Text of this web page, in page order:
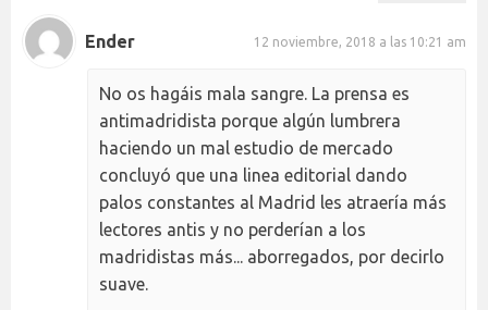
Ender 12 noviembre, 2018 a las 10:21 am
No os hagáis mala sangre. La prensa es
antimadridista porque algún lumbrera
haciendo un mal estudio de mercado
concluyó que una linea editorial dando
palos constantes al Madrid les atraería más
lectores antis y no perderían a los
madridistas más... aborregados, por decirlo
suave.